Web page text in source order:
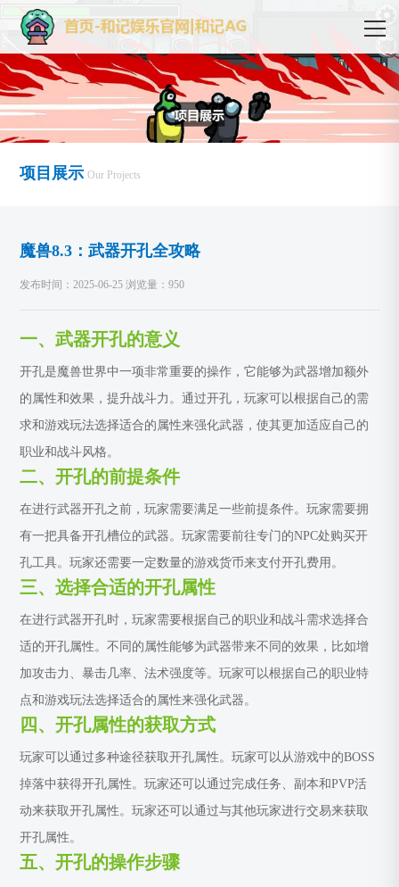
项目展示 Our Projects
魔兽8.3：武器开孔全攻略
发布时间：2025-06-25 浏览量：950
一、武器开孔的意义
开孔是魔兽世界中一项非常重要的操作，它能够为武器增加额外
的属性和效果，提升战斗力。通过开孔，玩家可以根据自己的需
求和游戏玩法选择适合的属性来强化武器，使其更加适应自己的
职业和战斗风格。
二、开孔的前提条件
在进行武器开孔之前，玩家需要满足一些前提条件。玩家需要拥
有一把具备开孔槽位的武器。玩家需要前往专门的NPC处购买开
孔工具。玩家还需要一定数量的游戏货币来支付开孔费用。
三、选择合适的开孔属性
在进行武器开孔时，玩家需要根据自己的职业和战斗需求选择合
适的开孔属性。不同的属性能够为武器带来不同的效果，比如增
加攻击力、暴击几率、法术强度等。玩家可以根据自己的职业特
点和游戏玩法选择适合的属性来强化武器。
四、开孔属性的获取方式
玩家可以通过多种途径获取开孔属性。玩家可以从游戏中的BOSS
掉落中获得开孔属性。玩家还可以通过完成任务、副本和PVP活
动来获取开孔属性。玩家还可以通过与其他玩家进行交易来获取
开孔属性。
五、开孔的操作步骤